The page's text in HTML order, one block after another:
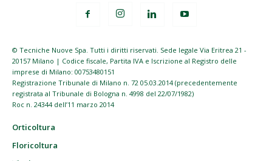
© Tecniche Nuove Spa. Tutti i diritti riservati. Sede legale Via Eritrea 21 -
20157 Milano | Codice fiscale, Partita IVA e Iscrizione al Registro delle
imprese di Milano: 00753480151
Registrazione Tribunale di Milano n. 72 05.03.2014 (precedentemente
registrata al Tribunale di Bologna n. 4998 del 22/07/1982)
Roc n. 24344 dell’11 marzo 2014
Orticoltura
Floricoltura